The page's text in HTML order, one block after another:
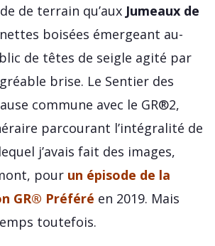
de terrain qu’aux Jumeaux de
boisées émergeant au-
de têtes de seigle agité par
brise. Le Sentier des
commune avec le GR®2,
parcourant l’intégralité de
j’avais fait des images,
pour un épisode de la
GR® Préféré en 2019. Mais
toutefois.